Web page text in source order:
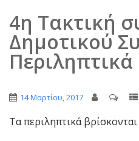
4η Τακτική
Δημοτικού
14 Μαρτίου, 2017
Τα περιληπτικά βρίσκονται